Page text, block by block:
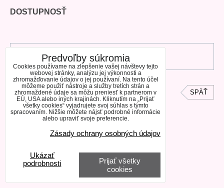
DOSTUPNOSŤ
DO KOŠÍKA
SPÄŤ
Predvoľby súkromia
Cookies používame na zlepšenie vašej návštevy tejto
webovej stránky, analýzu jej výkonnosti a
zhromažďovanie údajov o jej používaní. Na tento účel
môžeme použiť nástroje a služby tretích strán a
zhromaždené údaje sa môžu preniesť k partnerom v
EÚ, USA alebo iných krajinách. Kliknutím na „Prijať
všetky cookies“ vyjadrujete svoj súhlas s týmto
spracovaním. Nižšie môžete nájsť podrobné informácie
alebo upraviť svoje preferencie.
Zásady ochrany osobných údajov
Ukázať
podrobnosti
Prijať všetky
cookies